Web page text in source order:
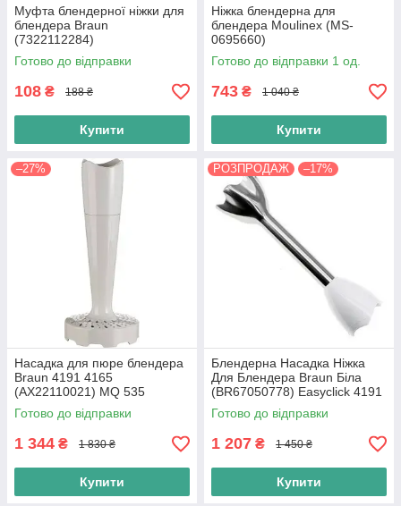
Муфта блендерної ніжки для
блендера Braun
(7322112284)
Готово до відправки
108 ₴ 188 ₴
Купити
Ніжка блендерна для
блендера Moulinex (MS-
0695660)
Готово до відправки 1 од.
743 ₴ 1 040 ₴
Купити
–27%
Насадка для пюре блендера
Braun 4191 4165
(AX22110021) MQ 535
Оригінал MQ50
Готово до відправки
1 344 ₴ 1 830 ₴
Купити
РОЗПРОДАЖ –17%
Блендерна Насадка Ніжка
Для Блендера Braun Біла
(BR67050778) Easyclick 4191
4165
Готово до відправки
1 207 ₴ 1 450 ₴
Купити